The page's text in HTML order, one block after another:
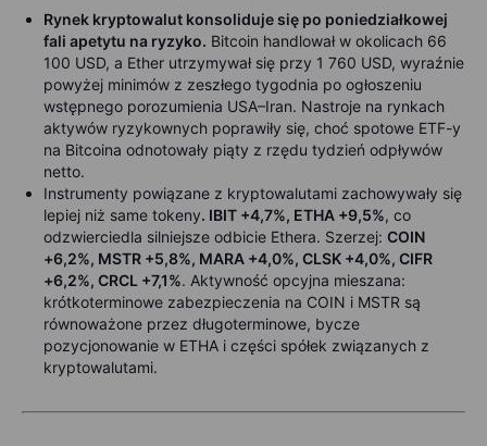
Rynek kryptowalut konsoliduje się po poniedziałkowej
fali apetytu na ryzyko. Bitcoin handlował w okolicach 66
100 USD, a Ether utrzymywał się przy 1 760 USD, wyraźnie
powyżej minimów z zeszłego tygodnia po ogłoszeniu
wstępnego porozumienia USA–Iran. Nastroje na rynkach
aktywów ryzykownych poprawiły się, choć spotowe ETF-y
na Bitcoina odnotowały piąty z rzędu tydzień odpływów
netto.
Instrumenty powiązane z kryptowalutami zachowywały się
lepiej niż same tokeny. IBIT +4,7%, ETHA +9,5%, co
odzwierciedla silniejsze odbicie Ethera. Szerzej: COIN
+6,2%, MSTR +5,8%, MARA +4,0%, CLSK +4,0%, CIFR
+6,2%, CRCL +7,1%. Aktywność opcyjna mieszana:
krótkoterminowe zabezpieczenia na COIN i MSTR są
równoważone przez długoterminowe, bycze
pozycjonowanie w ETHA i części spółek związanych z
kryptowalutami.